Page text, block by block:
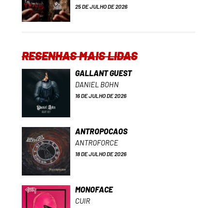
25 DE JULHO DE 2026
RESENHAS MAIS LIDAS
GALLANT GUEST
DANIEL BOHN
16 DE JULHO DE 2026
ANTROPOCAOS
ANTROFORCE
18 DE JULHO DE 2026
MONOFACE
CUIR